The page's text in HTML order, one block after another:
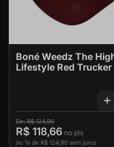
Boné Weedz The
Lifestyle Red Trucker
R$ 124,90
R$ 118,66
ou 1x de R$ 124,90 sem juros